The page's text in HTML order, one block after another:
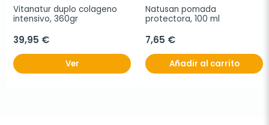
Vitanatur duplo colageno
intensivo, 360gr
39,95 €
Ver
Natusan pomada
protectora, 100 ml
7,65 €
Añadir al carrito